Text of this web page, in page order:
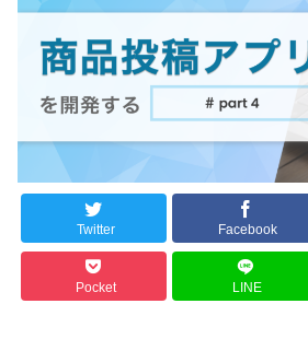
Twitter Facebook
Pocket LINE